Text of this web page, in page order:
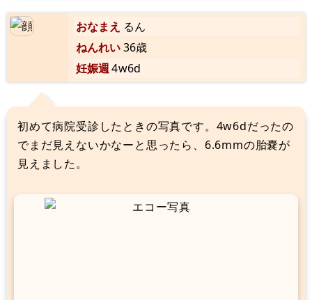
おなまえ るん
ねんれい36歳
妊娠週4w6d
初めて病院受診したときの写真です。4w6dだったの
でまだ見えないかなーと思ったら、6.6mmの胎嚢が
見えました。